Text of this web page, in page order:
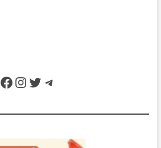
Facebook
Instagram
Twitter
Telegram